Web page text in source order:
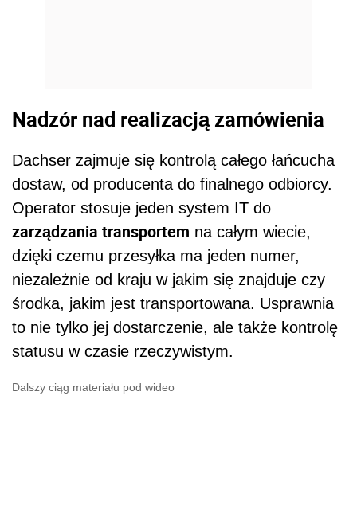
Nadzór nad realizacją zamówienia
Dachser zajmuje się kontrolą całego łańcucha
dostaw, od producenta do finalnego odbiorcy.
Operator stosuje jeden system IT do
zarządzania transportem na całym wiecie,
dzięki czemu przesyłka ma jeden numer,
niezależnie od kraju w jakim się znajduje czy
środka, jakim jest transportowana. Usprawnia
to nie tylko jej dostarczenie, ale także kontrolę
statusu w czasie rzeczywistym.
Dalszy ciąg materiału pod wideo